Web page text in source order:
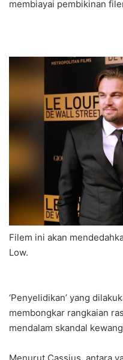
membiayai pembikinan
Filem ini akan
Low.
‘Penyelidikan’ yang
membongkar rangkaian
mendalam skandal